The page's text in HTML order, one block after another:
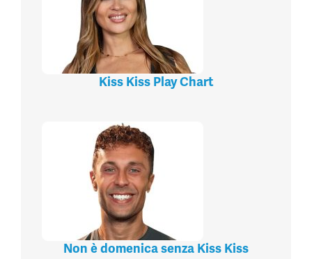
Kiss Kiss Play Chart
Non è domenica senza Kiss Kiss